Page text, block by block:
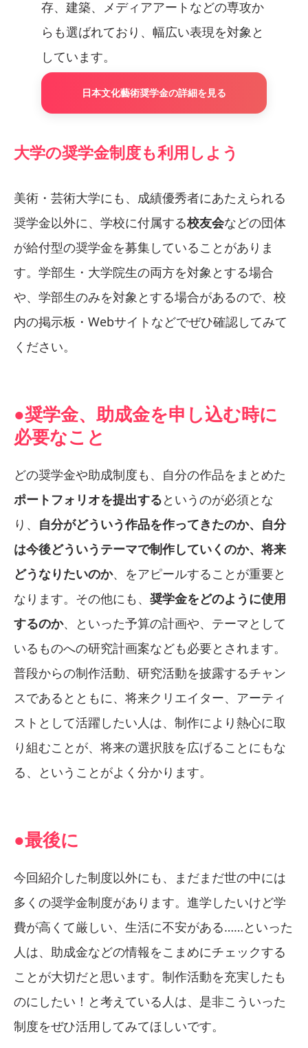
存、建築、メディアアートなどの専攻か
らも選ばれており、幅広い表現を対象と
しています。
日本文化藝術奨学金の詳細を見る
大学の奨学金制度も利用しよう
美術・芸術大学にも、成績優秀者にあたえられる
奨学金以外に、学校に付属する校友会などの団体
が給付型の奨学金を募集していることがありま
す。学部生・大学院生の両方を対象とする場合
や、学部生のみを対象とする場合があるので、校
内の掲示板・Webサイトなどでぜひ確認してみて
ください。
●奨学金、助成金を申し込む時に
必要なこと
どの奨学金や助成制度も、自分の作品をまとめた
ポートフォリオを提出するというのが必須とな
り、 自分がどういう作品を作ってきたのか、自分
は今後どういうテーマで制作していくのか、将来
どうなりたいのか、をアピールすることが重要と
なります。その他にも、 奨学金をどのように使用
するのか、といった予算の計画や、テーマとして
いるものへの研究計画案なども必要とされます。
普段からの制作活動、研究活動を披露するチャン
スであるとともに、将来クリエイター、アーティ
ストとして活躍したい人は、制作により熱心に取
り組むことが、将来の選択肢を広げることにもな
る、ということがよく分かります。
●最後に
今回紹介した制度以外にも、まだまだ世の中には
多くの奨学金制度があります。進学したいけど学
費が高くて厳しい、生活に不安がある……といった
人は、助成金などの情報をこまめにチェックする
ことが大切だと思います。制作活動を充実したも
のにしたい！と考えている人は、是非こういった
制度をぜひ活用してみてほしいです。